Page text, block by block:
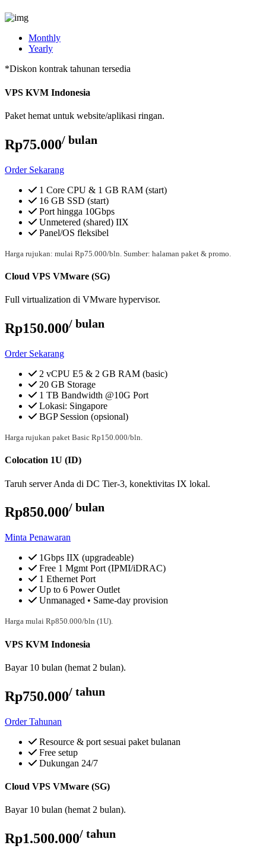
Monthly
Yearly
*Diskon kontrak tahunan tersedia
VPS KVM Indonesia
Paket hemat untuk website/aplikasi ringan.
Rp75.000/ bulan
Order Sekarang
1 Core CPU & 1 GB RAM (start)
16 GB SSD (start)
Port hingga 10Gbps
Unmetered (shared) IIX
Panel/OS fleksibel
Harga rujukan: mulai Rp75.000/bln. Sumber: halaman paket & promo.
Cloud VPS VMware (SG)
Full virtualization di VMware hypervisor.
Rp150.000/ bulan
Order Sekarang
2 vCPU E5 & 2 GB RAM (basic)
20 GB Storage
1 TB Bandwidth @10G Port
Lokasi: Singapore
BGP Session (opsional)
Harga rujukan paket Basic Rp150.000/bln.
Colocation 1U (ID)
Taruh server Anda di DC Tier-3, konektivitas IX lokal.
Rp850.000/ bulan
Minta Penawaran
1Gbps IIX (upgradeable)
Free 1 Mgmt Port (IPMI/iDRAC)
1 Ethernet Port
Up to 6 Power Outlet
Unmanaged • Same-day provision
Harga mulai Rp850.000/bln (1U).
VPS KVM Indonesia
Bayar 10 bulan (hemat 2 bulan).
Rp750.000/ tahun
Order Tahunan
Resource & port sesuai paket bulanan
Free setup
Dukungan 24/7
Cloud VPS VMware (SG)
Bayar 10 bulan (hemat 2 bulan).
Rp1.500.000/ tahun